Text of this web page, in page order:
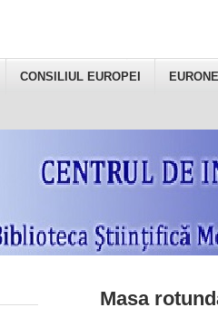
CONSILIUL EUROPEI
Masa